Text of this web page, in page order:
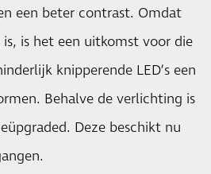
een beter contrast. Omdat
is het een uitkomst voor die
knipperende LED’s een
Behalve de verlichting is
Deze beschikt nu